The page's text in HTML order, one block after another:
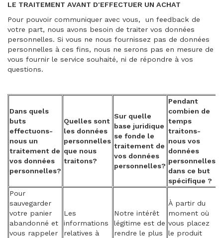
LE TRAITEMENT AVANT D'EFFECTUER UN ACHAT
Pour pouvoir communiquer avec vous, un feedback de
votre part, nous avons besoin de traiter vos données
personnelles. Si vous ne nous fournissez pas de données
personnelles à ces fins, nous ne serons pas en mesure de
vous fournir le service souhaité, ni de répondre à vos
questions.
Dans quels
buts
effectuons-
nous un
traitement de
vos données
personnelles?
Quelles sont
les données
personnelles
que nous
traitons?
Sur quelle
base juridique
se fonde le
traitement de
vos données
personnelles?
Pendant
combien de
temps
traitons-
nous vos
données
personnelles
dans ce but
spécifique ?
Pour
sauvegarder
votre panier
abandonné et
vous rappeler
Les
informations
relatives à
Notre intérêt
légitime est de
rendre le plus
À partir du
moment où
vous placez
le produit